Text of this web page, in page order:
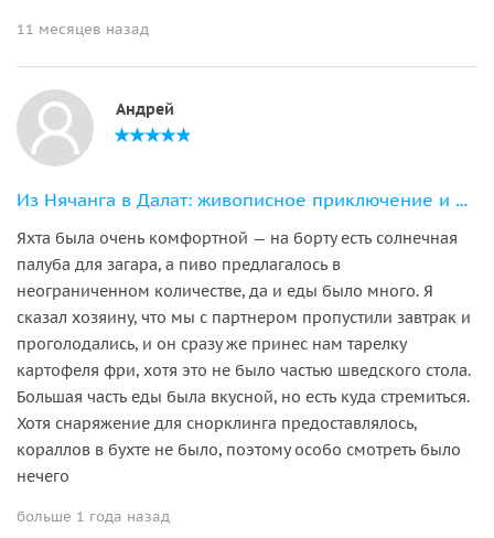
11 месяцев назад
Андрей
Из Нячанга в Далат: живописное приключение и отдых с развлечениями
Яхта была очень комфортной — на борту есть солнечная
палуба для загара, а пиво предлагалось в
неограниченном количестве, да и еды было много. Я
сказал хозяину, что мы с партнером пропустили завтрак и
проголодались, и он сразу же принес нам тарелку
картофеля фри, хотя это не было частью шведского стола.
Большая часть еды была вкусной, но есть куда стремиться.
Хотя снаряжение для снорклинга предоставлялось,
кораллов в бухте не было, поэтому особо смотреть было
нечего
больше 1 года назад